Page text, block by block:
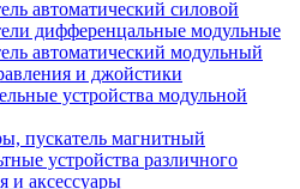
автоматический силовой
дифференцальные модульные
автоматический модульный
и джойстики
устройства модульной
пускатель магнитный
устройства различного
и аксессуары